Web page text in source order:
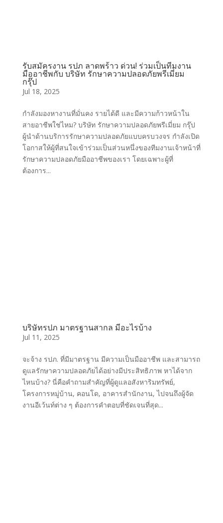
รับสมัครงาน รปภ ลาดพร้าว ด่วน! ร่วมเป็นทีมงาน
มืออาชีพกับ บริษัท รักษาความปลอดภัยพรีเมี่ยม
กรุ๊ป
Jul 18, 2025
กำลังมองหางานที่มั่นคง รายได้ดี และมีความก้าวหน้าใน
สายอาชีพใช่ไหม? บริษัท รักษาความปลอดภัยพรีเมี่ยม กรุ๊ป
ผู้นำด้านบริการรักษาความปลอดภัยแบบครบวงจร กำลังเปิด
โอกาสให้ผู้ที่สนใจเข้าร่วมเป็นส่วนหนึ่งของทีมงานเจ้าหน้าที่
รักษาความปลอดภัยมืออาชีพของเรา โดยเฉพาะผู้ที่
ต้องการ...
บริษัทรปภ มาตรฐานสากล มีอะไรบ้าง
Jul 11, 2025
จะจ้าง รปภ. ที่มีมาตรฐาน มีความเป็นมืออาชีพ และสามารถ
ดูแลรักษาความปลอดภัยได้อย่างมีประสิทธิภาพ หาได้จาก
ไหนบ้าง? นี่คือคำถามสำคัญที่ผู้ดูแลอสังหาริมทรัพย์,
โครงการหมู่บ้าน, คอนโด, อาคารสำนักงาน, ไปจนถึงผู้จัด
งานอีเว้นท์ต่าง ๆ ต้องการคำตอบที่ชัดเจนที่สุด...